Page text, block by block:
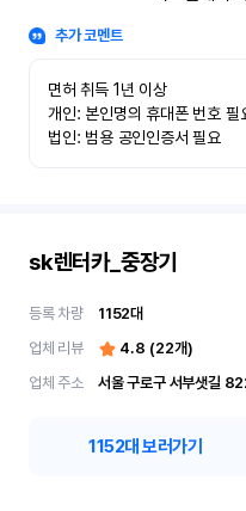
추가 코멘트
면허 취득 1년 이상
개인: 본인명의 휴대폰 번호 필
법인: 범용 공인인증서 필요
sk렌터카_중장기
등록 차량 1152대
업체 리뷰
4.8 (22개)
업체 주소
서울 구로구 서부샛길
1152대 보러가기